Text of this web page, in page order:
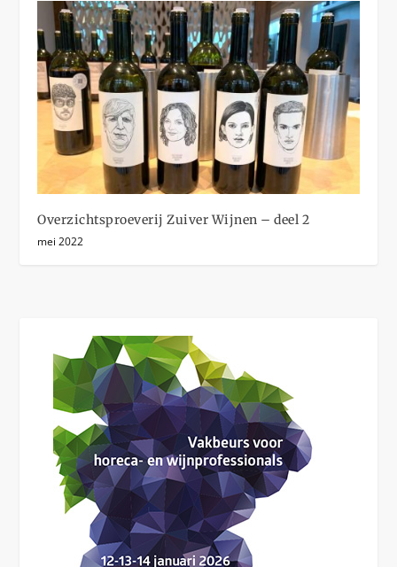
Overzichtsproeverij Zuiver Wijnen – deel 2
mei 2022